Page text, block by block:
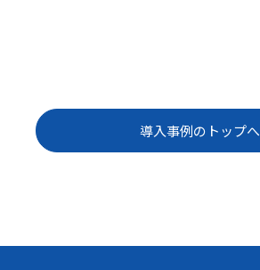
導入事例のトップへ